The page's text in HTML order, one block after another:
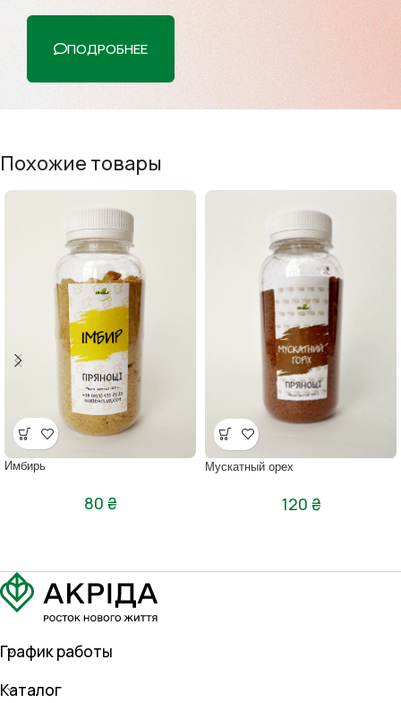
ПОДРОБНЕЕ
Похожие товары
Имбирь
80 ₴
Мускатный орех
120 ₴
График работы
Каталог